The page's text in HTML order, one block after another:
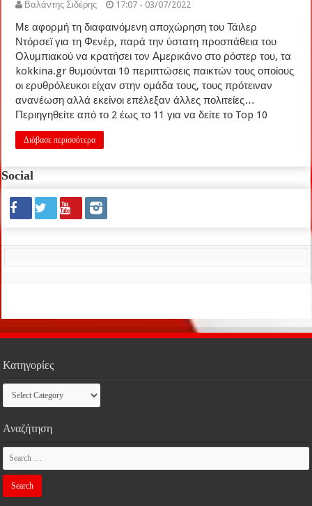
Βαλάντης Σιδέρης 17:07 - 03/07/2022
Με αφορμή τη διαφαινόμενη αποχώρηση του Τάιλερ
Ντόρσεϊ για τη Φενέρ, παρά την ύστατη προσπάθεια του
Ολυμπιακού να κρατήσει τον Αμερικάνο στο ρόστερ του, τα
kokkina.gr θυμούνται 10 περιπτώσεις παικτών τους οποίους
οι ερυθρόλευκοι είχαν στην ομάδα τους, τους πρότειναν
ανανέωση αλλά εκείνοι επέλεξαν άλλες πολιτείες…
Περιηγηθείτε από το 2 έως το 11 για να δείτε το Top 10
Διάβασε περισσότερα
Social
Κατηγορίες
Κατηγορίες
Αναζήτηση